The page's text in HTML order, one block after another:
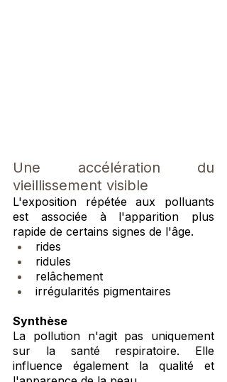
Une accélération du
vieillissement visible
L'exposition répétée aux polluants
est associée à l'apparition plus
rapide de certains signes de l'âge.
rides
ridules
relâchement
irrégularités pigmentaires
Synthèse
La pollution n'agit pas uniquement
sur la santé respiratoire. Elle
influence également la qualité et